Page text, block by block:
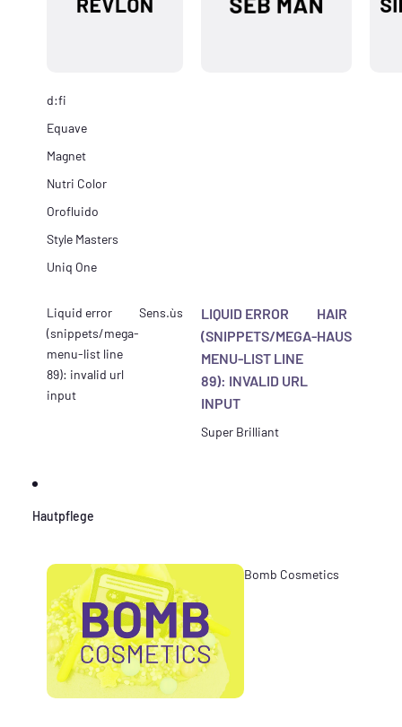
d:fi
Equave
Magnet
Nutri Color
Orofluido
Style Masters
Uniq One
Liquid error
(snippets/mega-
menu-list line
89): invalid url
input
Sens.ùs
LIQUID ERROR
(SNIPPETS/MEGA-
MENU-LIST LINE
89): INVALID URL
INPUT
HAIR
HAUS
Super Brilliant
Hautpflege
Bomb Cosmetics